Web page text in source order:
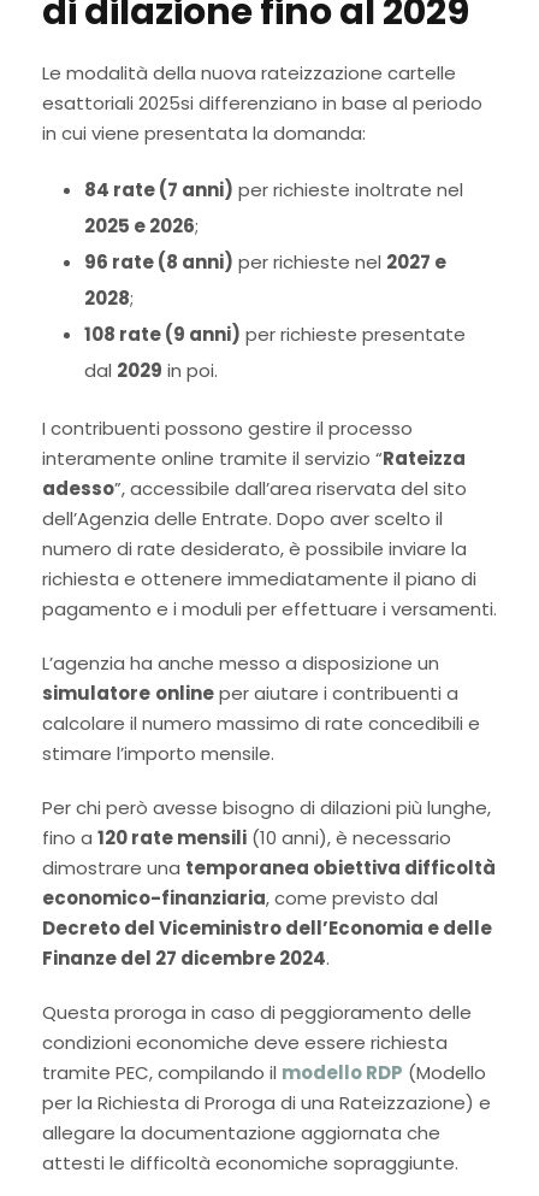
di dilazione fino al 2029
Le modalità della nuova rateizzazione cartelle
esattoriali 2025si differenziano in base al periodo
in cui viene presentata la domanda:
84 rate (7 anni) per richieste inoltrate nel
2025 e 2026;
96 rate (8 anni) per richieste nel 2027 e
2028;
108 rate (9 anni) per richieste presentate
dal 2029 in poi.
I contribuenti possono gestire il processo
interamente online tramite il servizio “Rateizza
adesso”, accessibile dall’area riservata del sito
dell’Agenzia delle Entrate. Dopo aver scelto il
numero di rate desiderato, è possibile inviare la
richiesta e ottenere immediatamente il piano di
pagamento e i moduli per effettuare i versamenti.
L’agenzia ha anche messo a disposizione un
simulatore onlineper aiutare i contribuenti a
calcolare il numero massimo di rate concedibili e
stimare l’importo mensile.
Per chi però avesse bisogno di dilazioni più lunghe,
fino a 120 rate mensili (10 anni), è necessario
dimostrare una temporanea obiettiva difficoltà
economico-finanziaria, come previsto dal
Decreto delViceministrodell’Economia e delle
Finanze del 27 dicembre 2024.
Questa proroga in caso di peggioramento delle
condizioni economiche deve essere richiesta
tramite PEC, compilando il modello RDP (Modello
per la Richiesta di Proroga di una Rateizzazione) e
allegare la documentazione aggiornata che
attesti le difficoltà economiche sopraggiunte.